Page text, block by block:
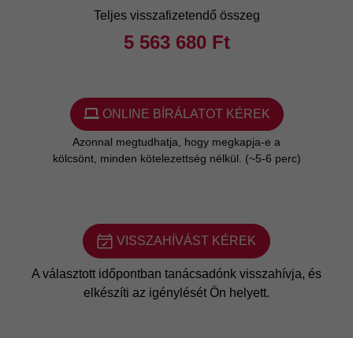
VISSZAHÍVÁST KÉREK
A választott időpontban tanácsadónk visszahívja, és
elkészíti az igénylését Ön helyett.